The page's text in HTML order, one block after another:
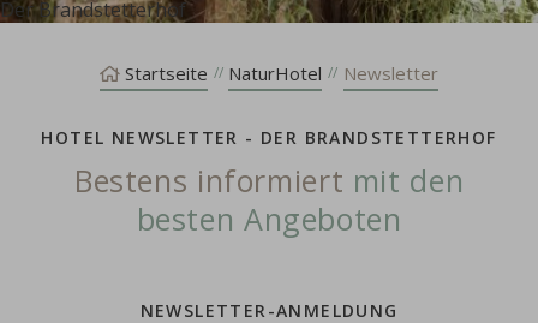
Der Brandstetterhof
Startseite NaturHotel Newsletter
HOTEL NEWSLETTER - DER BRANDSTETTERHOF
Bestens informiert mit den
besten Angeboten
NEWSLETTER-ANMELDUNG